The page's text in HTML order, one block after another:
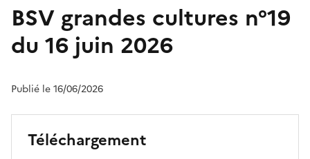
BSV grandes cultures n°19
du 16 juin 2026
Publié le 16/06/2026
Téléchargement